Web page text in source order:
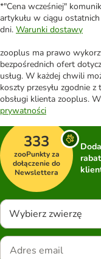
*"Cena wcześniej"
artykułu w ciągu
dni. Warunki dostawy
zooplus ma prawo
bezpośrednich ofert
usług. W każdej chwili
koszty przesyłu zgodnie
obsługi klienta zooplus.
prywatności
333
zooPunkty za
dołączenie do
Newslettera
Wybierz zwierzę